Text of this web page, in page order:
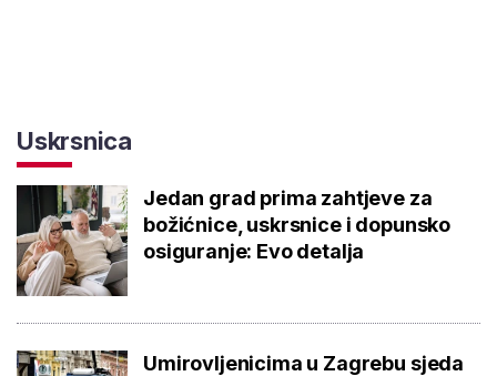
Uskrsnica
Jedan grad prima zahtjeve za
božićnice, uskrsnice i dopunsko
osiguranje: Evo detalja
Umirovljenicima u Zagrebu sjeda